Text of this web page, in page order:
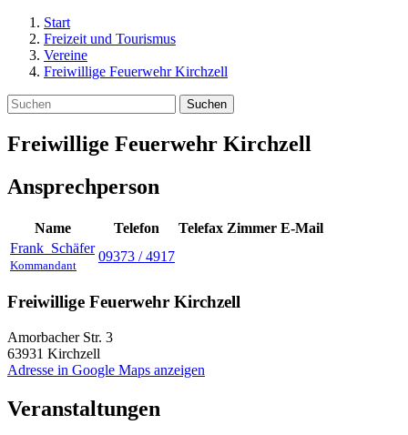
Start
Freizeit und Tourismus
Vereine
Freiwillige Feuerwehr Kirchzell
Suchen
Freiwillige Feuerwehr Kirchzell
Ansprechperson
Name Telefon Telefax Zimmer E-Mail
Frank Schäfer
Kommandant
09373 / 4917
Freiwillige Feuerwehr Kirchzell
Amorbacher Str. 3
63931 Kirchzell
Adresse in Google Maps anzeigen
Veranstaltungen